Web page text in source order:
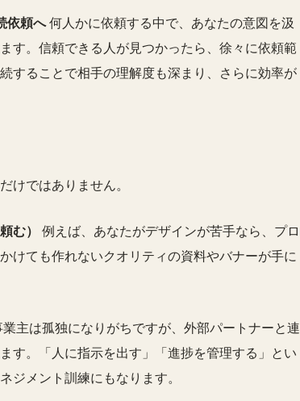
依頼へ何人かに依頼する中で、あなたの意図を汲
す。信頼できる人が見つかったら、徐々に依頼範
することで相手の理解度も深まり、さらに効率が
けではありません。
む）
例えば、あなたがデザインが苦手なら、プロ
けても作れないクオリティの資料やバナーが手に
業主は孤独になりがちですが、外部パートナーと連
す。「人に指示を出す」「進捗を管理する」とい
ジメント訓練にもなります。